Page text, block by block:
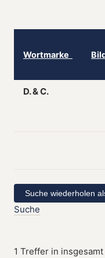
Wortmarke
D. & C.
Suche
1 Treffer in